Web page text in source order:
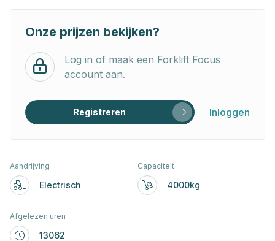
Onze prijzen bekijken?
Log in of maak een Forklift Focus
account aan.
Registreren Inloggen
Aandrijving
Electrisch
Capaciteit
4000kg
Afgelezen uren
13062